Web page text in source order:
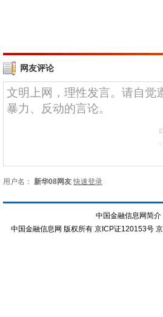
网友评论
用户名： 新华08网友 快速登录
中国金融信息网简介
中国金融信息网 版权所有 京ICP证120153号